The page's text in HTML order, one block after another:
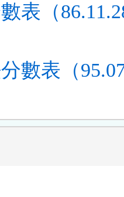
表（
數表（